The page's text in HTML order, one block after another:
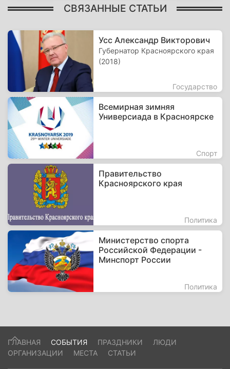
СВЯЗАННЫЕ СТАТЬИ
Усс Александр Викторович
Губернатор Красноярского края
(2018)
Государство
Всемирная зимняя
Универсиада в Красноярске
Спорт
Правительство
Красноярского края
Политика
Министерство спорта
Российской Федерации -
Минспорт России
Политика
ГЛАВНАЯ СОБЫТИЯ ПРАЗДНИКИ
ЛЮДИ
ОРГАНИЗАЦИИ
МЕСТА СТАТЬИ